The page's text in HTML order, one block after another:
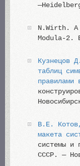
N.Wirth. A
Modula-2.
Кузнецов
таблиц
правилами
В.Е.
макета
системы и
СССР. —